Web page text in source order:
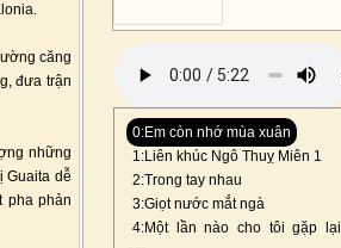
căng
đưa trận
những
Guaita dễ
pha phản
0:Em còn nhớ mùa xuân
1:Liên khúc Ngô Thuỵ Miên 1
2:Trong tay nhau
3:Giọt nước mắt ngà
4:Một lần nào cho tôi gặp lại